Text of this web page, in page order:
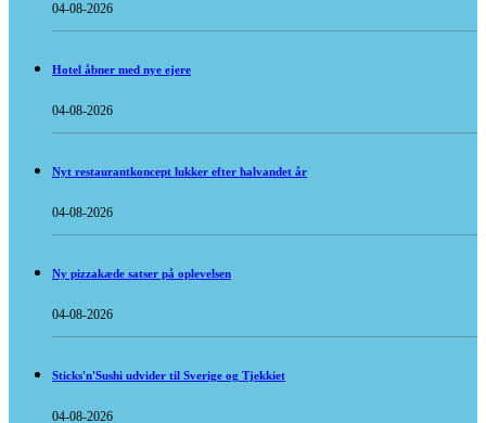
04-08-2026
Hotel åbner med nye ejere
04-08-2026
Nyt restaurantkoncept lukker efter halvandet år
04-08-2026
Ny pizzakæde satser på oplevelsen
04-08-2026
Sticks'n'Sushi udvider til Sverige og Tjekkiet
04-08-2026